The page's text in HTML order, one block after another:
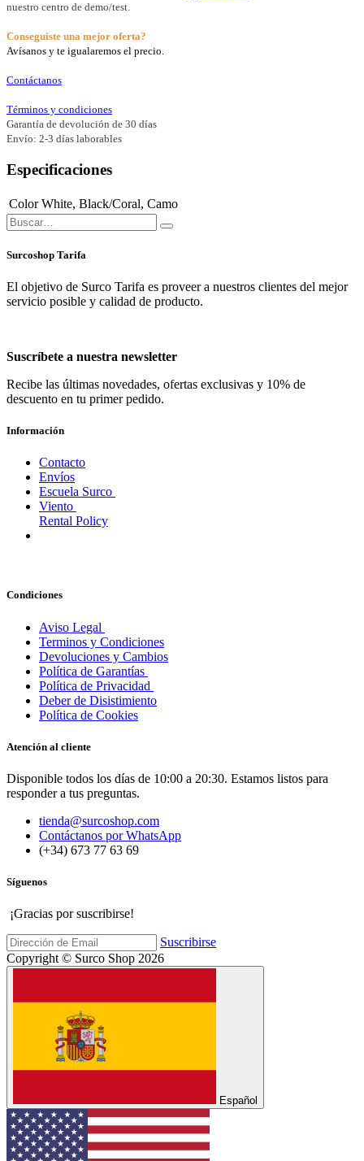
nuestro centro de demo/test.
Conseguiste una mejor oferta?
Avísanos y te igualaremos el precio.
Contáctanos
Términos y condiciones
Garantía de devolución de 30 días
Envío: 2-3 días laborables
Especificaciones
Color White, Black/Coral, Camo
Surcoshop Tarifa
El objetivo de Surco Tarifa es proveer a nuestros clientes del mejor
servicio posible y calidad de producto.
Suscríbete a nuestra newsletter
Recibe las últimas novedades, ofertas exclusivas y 10% de
descuento en tu primer pedido.
Información
Contacto
Envíos
Escuela Surco
Viento
Rental Policy
Condiciones
Aviso Legal
Terminos y Condiciones
Devoluciones y Cambios
Política de Garantías
Política de Privacidad
Deber de Disistimiento
Política de Cookies
Atención al cliente
Disponible todos los días de 10:00 a 20:30. Estamos listos para
responder a tus preguntas.
tienda@surcoshop.com
Contáctanos por WhatsApp
(+34) 673 77 63 69
Síguenos
¡Gracias por suscribirse!
Suscribirse
Copyright © Surco Shop 2026
Español